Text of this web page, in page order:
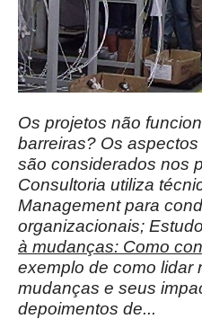
Os projetos não
barreiras? Os
são considerados nos
Consultoria utiliza
Managementpara
organizacionais;
à mudanças: Como
exemplo de como lidar
mudanças e seus
depoimentos de...